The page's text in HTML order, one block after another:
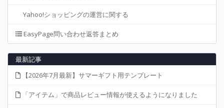
Yahoo!ショッピングの運営に関する
EasyPage問い合わせ返答まとめ
最新記事
【2026年7月最新】サマーギフト用テンプレート
「アイテム」で商品レビュー情報が使えるようになりました